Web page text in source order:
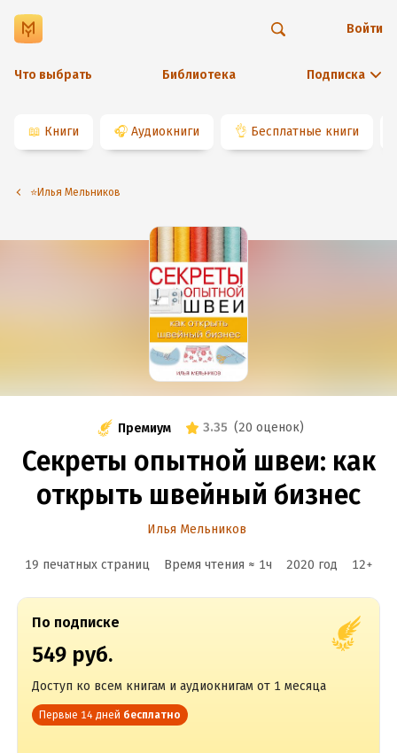
Что выбрать Библиотека Подписка
Войти
📖 Книги 🎧 Аудиокниги 👌 Бесплатные книги
⭐️Илья Мельников
Премиум 3.35 (20 оценок)
Секреты опытной швеи: как
открыть швейный бизнес
Илья Мельников
19 печатных страниц Время чтения ≈ 1ч 2020 год 12+
По подписке
549 руб.
Доступ ко всем книгам и аудиокнигам от 1 месяца
Первые 14 дней бесплатно